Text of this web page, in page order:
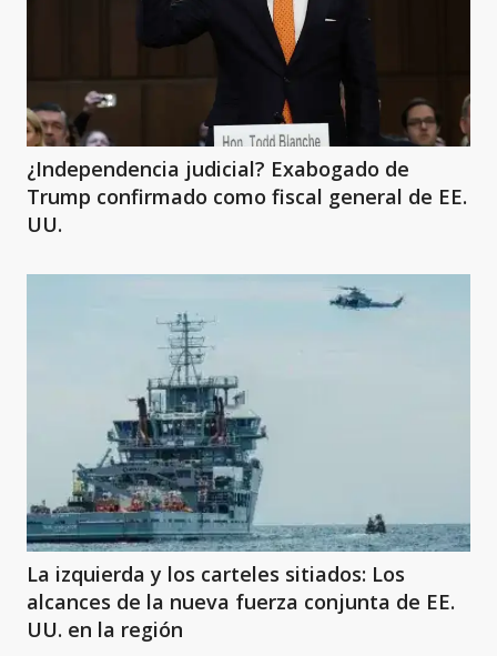
¿Independencia judicial? Exabogado de
Trump confirmado como fiscal general de EE.
UU.
La izquierda y los carteles sitiados: Los
alcances de la nueva fuerza conjunta de EE.
UU. en la región